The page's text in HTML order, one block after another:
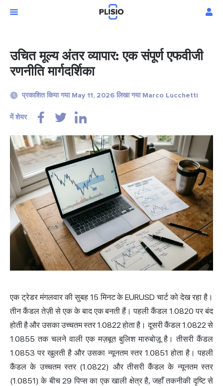
उचित मूल्य अंतर व्यापार: एक संपूर्ण एफवीजी
रणनीति मार्गदर्शिका
प्रकाशित किया गया May 11, 2026 लिखा गया Marco Lucchetti
में शेयर
एक ट्रेडर मंगलवार की सुबह 15 मिनट के EURUSD चार्ट को देख रहा है।
तीन कैंडल तेज़ी से एक के बाद एक बनती हैं। पहली कैंडल 1.0820 पर बंद
होती है और उसका उच्चतम स्तर 1.0822 होता है। दूसरी कैंडल 1.0822 से
1.0855 तक चलने वाली एक मज़बूत बुलिश मारुबोज़ू है। तीसरी कैंडल
1.0853 पर खुलती है और उसका न्यूनतम स्तर 1.0851 होता है। पहली
कैंडल के उच्चतम स्तर (1.0822) और तीसरी कैंडल के न्यूनतम स्तर
(1.0851) के बीच 29 पिप्स का एक खाली क्षेत्र है, जहाँ तकनीकी दृष्टि से